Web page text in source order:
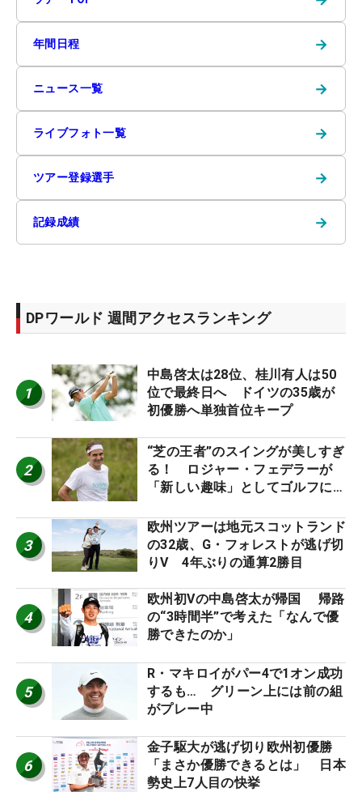
年間日程 →
ニュース一覧 →
ライブフォト一覧 →
ツアー登録選手 →
記録成績 →
DPワールド 週間アクセスランキング
1
中島啓太は28位、桂川有人は50
位で最終日へ ドイツの35歳が
初優勝へ単独首位キープ
2
“芝の王者”のスイングが美しすぎ
る！ ロジャー・フェデラーが
「新しい趣味」としてゴルフに挑
3
欧州ツアーは地元スコットランド
の32歳、G・フォレストが逃げ切
りV 4年ぶりの通算2勝目
4
欧州初Vの中島啓太が帰国 帰路
の“3時間半”で考えた「なんで優
勝できたのか」
5
R・マキロイがパー4で1オン成功
するも… グリーン上には前の組
がプレー中
6
金子駆大が逃げ切り欧州初優勝
「まさか優勝できるとは」 日本
勢史上7人目の快挙